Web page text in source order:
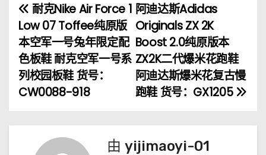
文
章
导
航
阿迪达斯Adidas
Originals ZX 2K
Boost 2.0纯原版本
ZX2K二代爆米花跑鞋
阿迪达斯爆米花复古慢
跑鞋 货号：GX1205
耐克Nike Air Force 1
Low 07 Toffee纯原版
本空军一号兔年限定配
色板鞋 耐克空军一号系
列校园板鞋 货号：
CW0088-918
由 yijimaoyi-01